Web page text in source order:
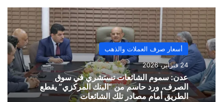
أسعار صرف العملات والذهب
24 فبراير، 2026
​عدن: سموم الشائعات تستشري في سوق
الصرف، ورد حاسم من “البنك المركزي” يقطع
الطريق أمام مصادر تلك الشائعات